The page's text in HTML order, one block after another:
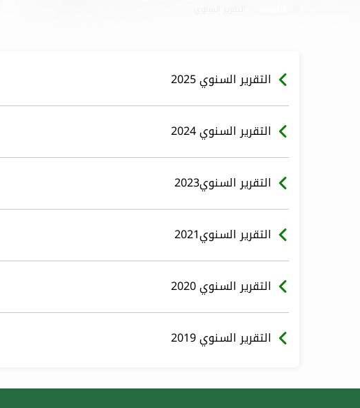
التقرير السنوي 2025
التقرير السنوي 2024
التقرير السنوي2023
التقرير السنوي2021
التقرير السنوي 2020
التقرير السنوي 2019